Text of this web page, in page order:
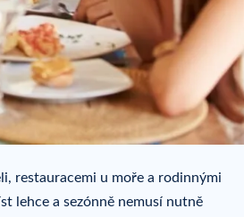
restauracemi u moře a rodinnými
lehce a sezónně nemusí nutně